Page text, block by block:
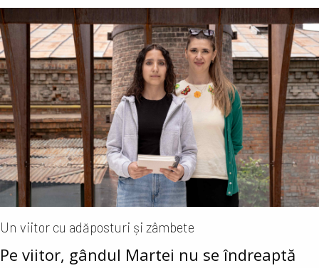
Un viitor cu adăposturi și zâmbete
Pe viitor, gândul Martei nu se îndreaptă